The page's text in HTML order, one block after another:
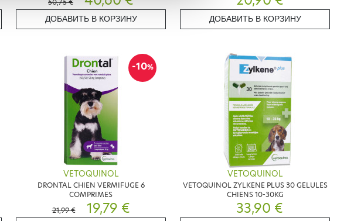
50,75 €
ДОБАВИТЬ В КОРЗИНУ ДОБАВИТЬ В КОРЗИНУ
-10%
VETOQUINOL
DRONTAL CHIEN VERMIFUGE 6
COMPRIMES
21,99 €
19,79 €
VETOQUINOL
VETOQUINOL ZYLKENE PLUS 30 GELULES
CHIENS 10-30KG
33,90 €